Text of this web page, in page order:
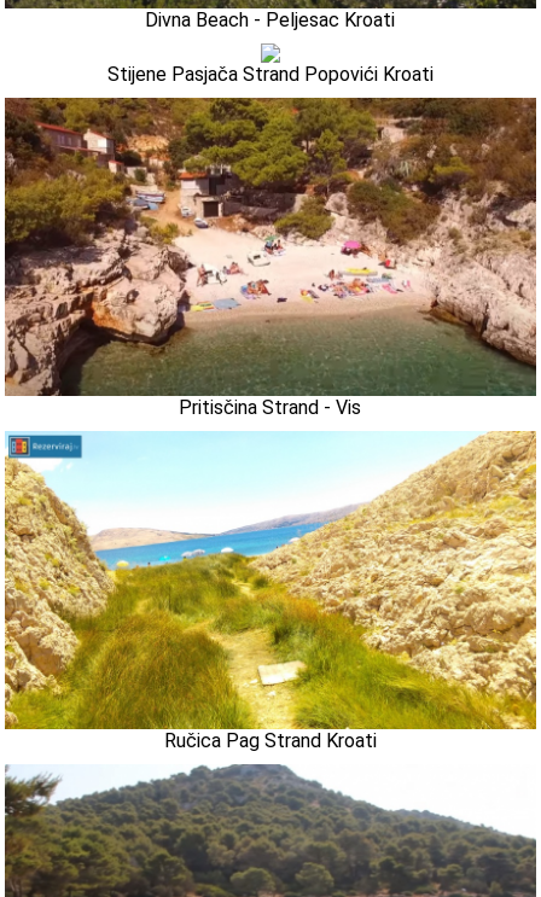
Divna Beach - Peljesac Kroati
Stijene Pasjača Strand Popovići Kroati
Pritisčina Strand - Vis
Ručica Pag Strand Kroati